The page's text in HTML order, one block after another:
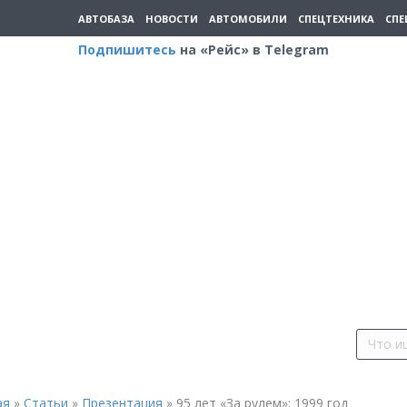
АВТОБАЗА НОВОСТИ АВТОМОБИЛИ СПЕЦТЕХНИКА
Подпишитесь на «Рейс» в Telegram
» Статьи » Презентация » 95 лет «За рулем»: 1999 год